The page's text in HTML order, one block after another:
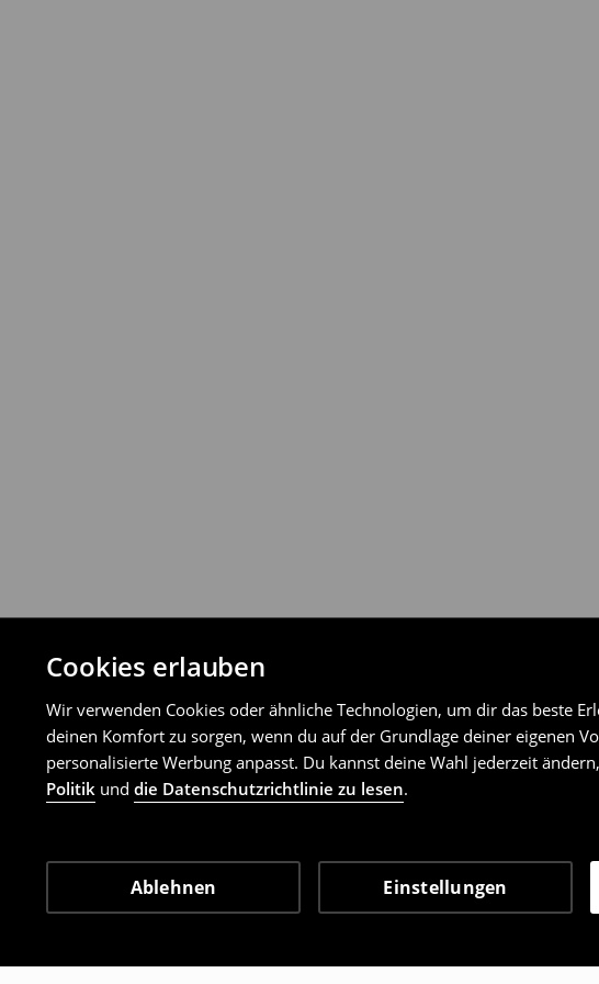
Cookies erlauben
Wir verwenden Cookies oder ähnliche Technologien, um dir das beste
deinen Komfort zu sorgen, wenn du auf der Grundlage deiner eigenen
personalisierte Werbung anpasst. Du kannst deine Wahl jederzeit
Politik und die Datenschutzrichtlinie zu lesen.
Ablehnen Einstellungen